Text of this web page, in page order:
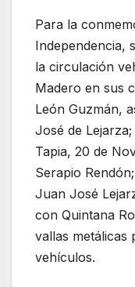
Para la
Independencia,
la circulación
Madero en sus
León Guzmán,
José de
Tapia, 20 de
Serapio
Juan José
con Quintana
vallas metálicas
vehículos.